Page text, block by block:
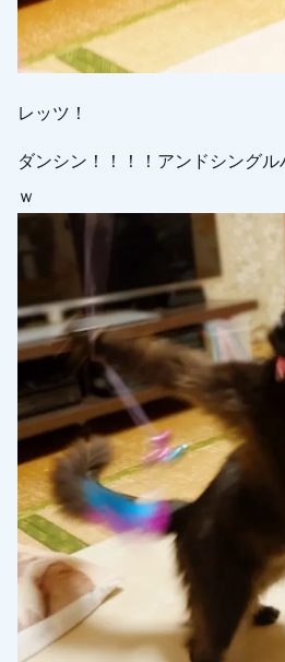
レッツ！
ダンシン！！！！アンドシングル
ｗ